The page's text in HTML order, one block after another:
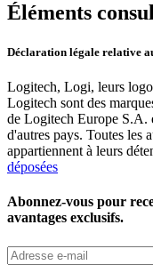
Éléments
Déclaration légale relative
Logitech, Logi, leurs
Logitech sont des
de Logitech Europe S.A.
d'autres pays. Toutes les
appartiennent à leurs
déposées
Abonnez-vous pour
avantages exclusifs.